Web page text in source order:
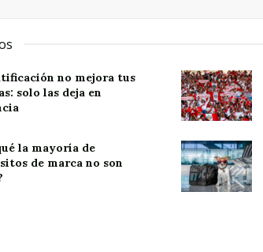
no mejora tus
solo las deja en
la mayoría de
de marca no son